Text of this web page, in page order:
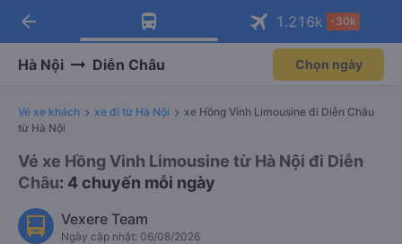
Tải app Vexere ngay!
Nhận ưu đãi thành viên độc
Mở app
Tải app Vexere
-30k/ghế khi đặt vé máy bay qua
Mở app
arrow_back 1.216k -30k
Hà Nội Diễn Châu Chọn ngày
Vé xe khách xe đi từ Hà Nội
xe Hồng Vinh Limousine đi Diễn Châu
từ Hà Nội
Vé xe Hồng Vinh Limousine từ Hà Nội đi Diễn
Châu: 4 chuyến mỗi ngày
Vexere Team
Ngày cập nhật: 06/08/2026